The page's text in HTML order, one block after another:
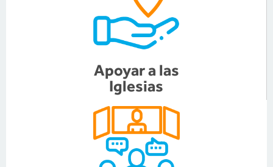
Apoyar a las
Iglesias